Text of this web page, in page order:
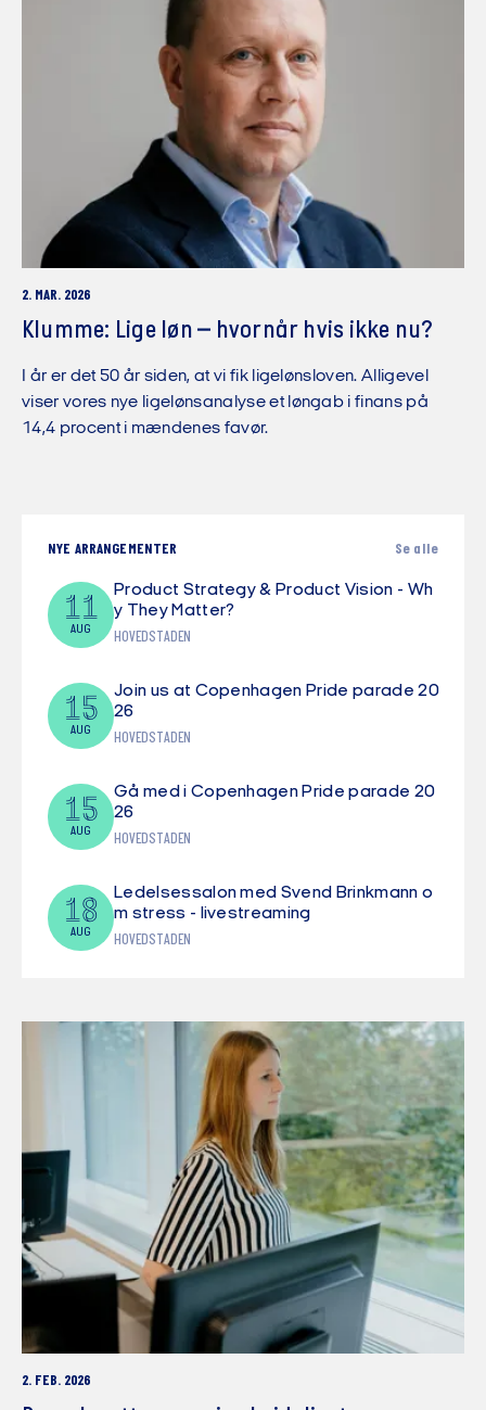
2. MAR. 2026
Klumme: Lige løn – hvornår hvis ikke nu?
I år er det 50 år siden, at vi fik ligelønsloven. Alligevel
viser vores nye ligelønsanalyse et løngab i finans på
14,4 procent i mændenes favør.
NYE ARRANGEMENTER Se alle
11
AUG
Product Strategy & Product Vision - Wh
y They Matter?
HOVEDSTADEN
15
AUG
Join us at Copenhagen Pride parade 20
26
HOVEDSTADEN
15
AUG
Gå med i Copenhagen Pride parade 20
26
HOVEDSTADEN
18
AUG
Ledelsessalon med Svend Brinkmann o
m stress - livestreaming
HOVEDSTADEN
2. FEB. 2026